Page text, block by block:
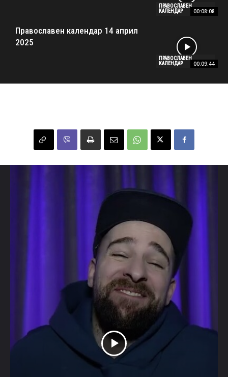
ПРАВОСЛАВЕН
КАЛЕНДАР
00:08:08
ПРАВОСЛАВЕН
КАЛЕНДАР
00:09:44
Православен календар 14 април
2025